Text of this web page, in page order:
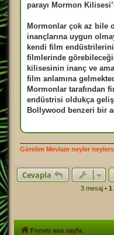
parayı Mormon
Mormonlar çok az bile
inançlarına uygun
kendi film
filmlerinde
kilisesinin inanç ve
film anlamına
Mormonlar tarafından
endüstrisi oldukça
Bollywood benzeri bir
Görelim Mevlam neyler
Cevapla
3 mesaj • 1
Forum ana sayfa